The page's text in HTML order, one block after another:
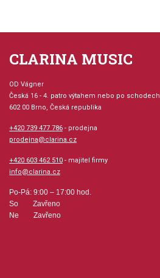
Délka cca 10 cm
CLARINA MUSIC
OD Vágner
Česká 16 - 4. patro výtahem nebo po schodech
602 00 Brno, Česká republika
+420 739 477 786 - prodejna
prodejna@clarina.cz
+420 603 462 510 - majitel firmy
info@clarina.cz
Po-Pá: 9:00 – 17:00 hod.
So Zavřeno
Ne Zavřeno